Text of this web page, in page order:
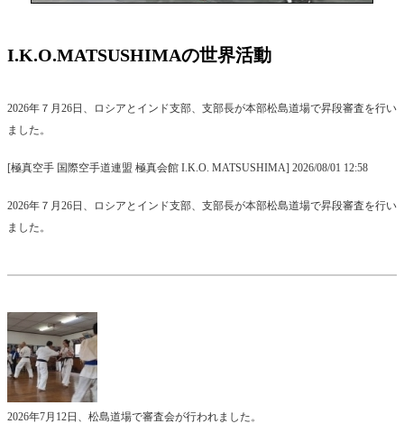
I.K.O.MATSUSHIMAの世界活動
2026年７月26日、ロシアとインド支部、支部長が本部松島道場で昇段審査を行い
ました。
[極真空手 国際空手道連盟 極真会館 I.K.O. MATSUSHIMA] 2026/08/01 12:58
2026年７月26日、ロシアとインド支部、支部長が本部松島道場で昇段審査を行い
ました。
2026年7月12日、松島道場で審査会が行われました。